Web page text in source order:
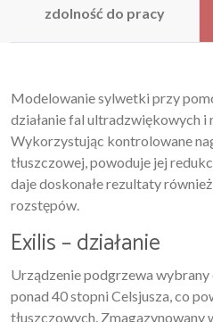
zdolność do pracy
Modelowanie sylwetki przy
działanie fal ultradzwiękowych i
Wykorzystując kontrolowane
tłuszczowej, powoduje jej
daje doskonałe rezultaty
rozstępów.
Exilis – działanie
Urządzenie podgrzewa
ponad 40 stopni Celsjusza, co
tłuszczowych. Zmagazynowany